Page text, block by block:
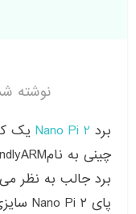
نوشته
برد Nano Pi 2 یک
برد جالب به نظر